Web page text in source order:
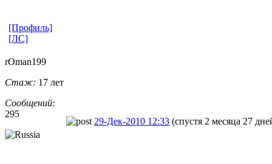
[Профиль]
[ЛС]
rOman199
Стаж: 17 лет
Сообщений:
295
29-Дек-2010 12:33 (спустя 2 месяца 27